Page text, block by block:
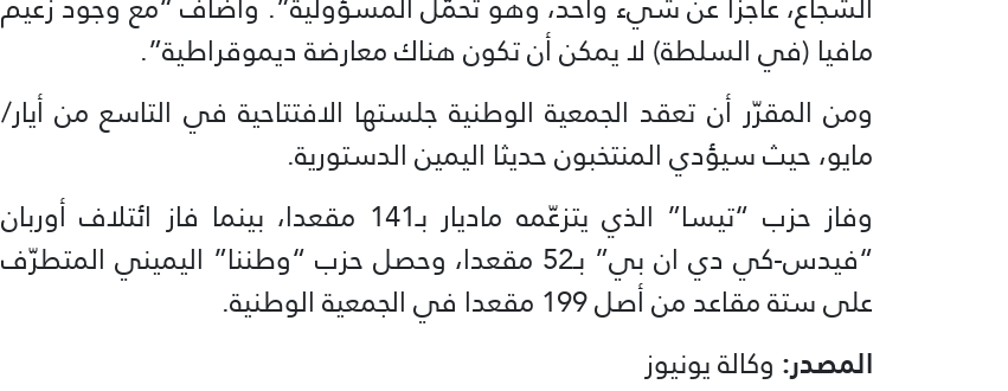
مافيا (في السلطة) لا يمكن أن تكون هناك معارضة ديموقراطية”.
ومن المقرّر أن تعقد الجمعية الوطنية جلستها الافتتاحية في التاسع من أيار/
مايو، حيث سيؤدي المنتخبون حديثا اليمين الدستورية.
وفاز حزب “تيسا” الذي يتزعّمه ماديار بـ141 مقعدا، بينما فاز ائتلاف أوربان
“فيدس-كي دي ان بي” بـ52 مقعدا، وحصل حزب “وطننا” اليميني المتطرّف
على ستة مقاعد من أصل 199 مقعدا في الجمعية الوطنية.
المصدر: وكالة يونيوز